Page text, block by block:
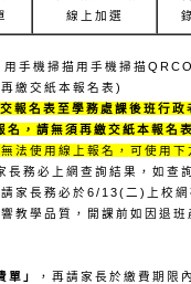
線上加選
手機掃描用手機掃描
繳交紙本報名表)
報名表至學務處課後班行政
名，請無須再繳交紙本報名
法使用線上報名，可使用下
長務必上網查詢結果，如
家長務必於6/13(二)上校
教學品質，開課前如因退
單」
，再請家長於繳費期限